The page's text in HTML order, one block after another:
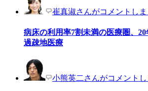
崔真淑さんがコメントしま
病床の利用率7割未満の医療圏、
過疎地医療
小熊英二さんがコメントし